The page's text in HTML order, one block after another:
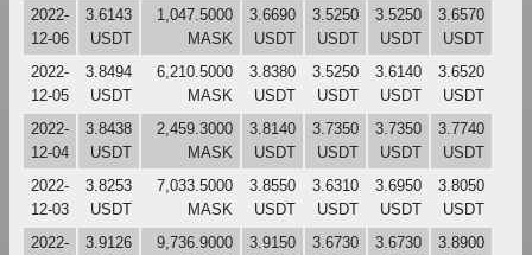
2022-
12-06
3.6143
USDT
1,047.5000
MASK
3.6690
USDT
3.5250
USDT
3.5250
USDT
3.6570
USDT
2022-
12-05
3.8494
USDT
6,210.5000
MASK
3.8380
USDT
3.5250
USDT
3.6140
USDT
3.6520
USDT
2022-
12-04
3.8438
USDT
2,459.3000
MASK
3.8140
USDT
3.7350
USDT
3.7350
USDT
3.7740
USDT
2022-
12-03
3.8253
USDT
7,033.5000
MASK
3.8550
USDT
3.6310
USDT
3.6950
USDT
3.8050
USDT
2022-
3.9126
9,736.9000
3.9150
3.6730
3.6730
3.8900